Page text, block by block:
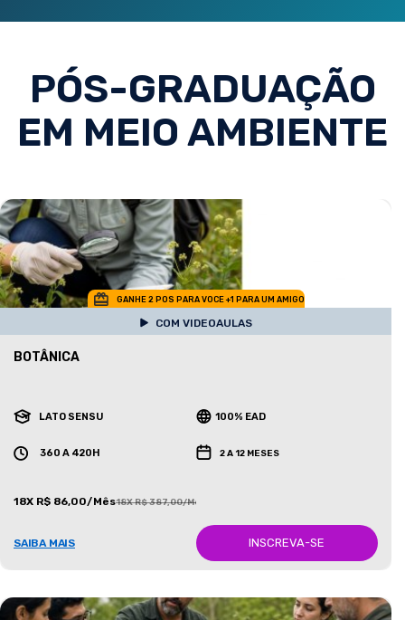
PÓS-GRADUAÇÃO
EM MEIO AMBIENTE
GANHE 2 POS PARA VOCE +1 PARA UM AMIGO
COM VIDEOAULAS
BOTÂNICA
LATO SENSU 100% EAD
360 A 420H 2 A 12 MESES
18X R$ 86,00/Mês18X R$ 387,00/Mês
SAIBA MAIS INSCREVA-SE